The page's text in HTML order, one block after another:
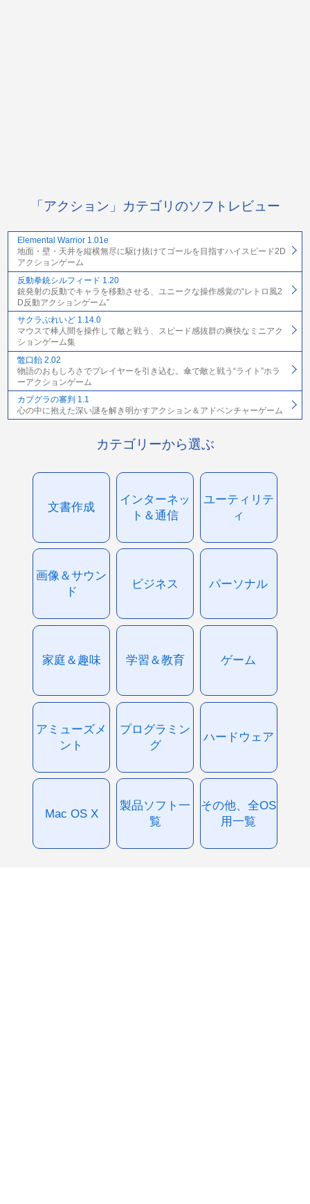
「アクション」カテゴリのソフトレビュー
Elemental Warrior 1.01e
地面・壁・天井を縦横無尽に駆け抜けてゴールを目指すハイスピード2D
アクションゲーム
反動拳銃シルフィード 1.20
銃発射の反動でキャラを移動させる、ユニークな操作感覚の“レトロ風2
D反動アクションゲーム”
サクラぶれいど 1.14.0
マウスで棒人間を操作して敵と戦う、スピード感抜群の爽快なミニアク
ションゲーム集
鼈口飴 2.02
物語のおもしろさでプレイヤーを引き込む。傘で敵と戦う“ライト”ホラ
ーアクションゲーム
カプグラの審判 1.1
心の中に抱えた深い謎を解き明かすアクション＆アドベンチャーゲーム
カテゴリーから選ぶ
文書作成
インターネッ
ト＆通信
ユーティリテ
ィ
画像＆サウン
ド
ビジネス パーソナル
家庭＆趣味 学習＆教育 ゲーム
アミューズメ
ント
プログラミン
グ
ハードウェア
Mac OS X
製品ソフト一
覧
その他、全OS
用一覧